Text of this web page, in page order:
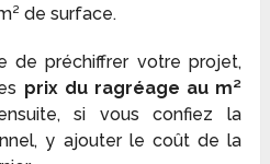
de surface.
de préchiffrer votre projet,
prix du ragréage au m²
si vous confiez la
y ajouter le coût de la